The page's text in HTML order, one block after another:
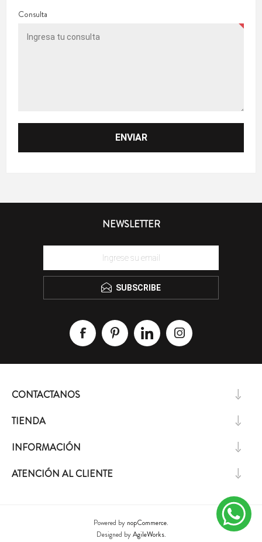
Consulta
NEWSLETTER
SUBSCRIBE
CONTACTANOS
TIENDA
INFORMACIÓN
ATENCIÓN AL CLIENTE
Powered by nopCommerce.
Designed byAgileWorks.